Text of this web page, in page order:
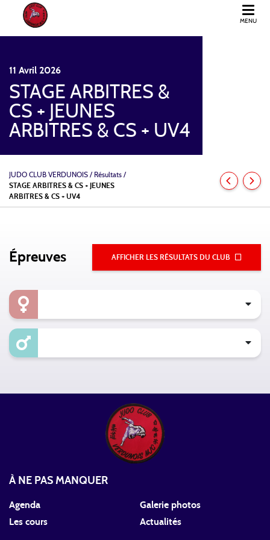
MENU
11 Avril 2026
STAGE ARBITRES &
CS + JEUNES
ARBITRES & CS + UV4
JUDO CLUB VERDUNOIS / Résultats /
STAGE ARBITRES & CS + JEUNES
ARBITRES & CS + UV4
Épreuves AFFICHER LES RÉSULTATS DU CLUB
À NE PAS MANQUER
Agenda
Les cours
Galerie photos
Actualités